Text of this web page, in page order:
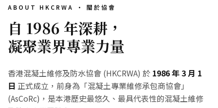
ABOUT HKCRWA · 關於協會
自 1986 年深耕，
凝聚業界專業力量
香港混凝土維修及防水協會 (HKCRWA) 於 1986 年 3 月 1
日 正式成立，前身為「混凝土專業維修承包商協會」
(AsCoRc)，是本港歷史最悠久、最具代表性的混凝土維修